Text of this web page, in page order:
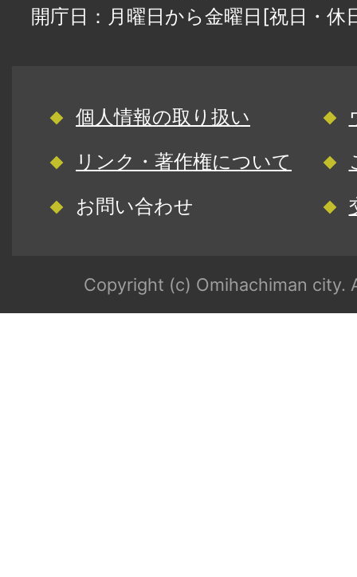
開庁日：月曜日から金曜日[祝日・
個人情報の取り扱い
リンク・著作権について
お問い合わせ
Copyright (c) Omihachiman city.